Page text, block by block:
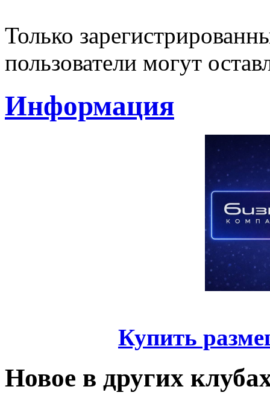
Только
пользователи могут
Информация
Купить
Новое в других